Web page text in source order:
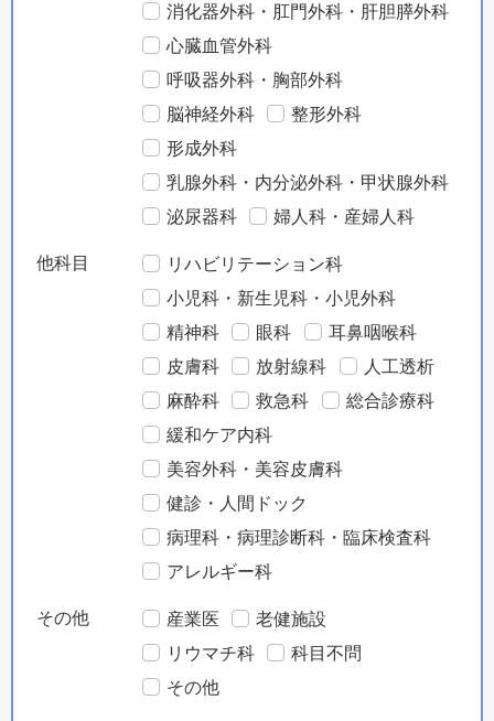
消化器外科・肛門外科・肝胆膵外科
心臓血管外科
呼吸器外科・胸部外科
脳神経外科
整形外科
形成外科
乳腺外科・内分泌外科・甲状腺外科
泌尿器科
婦人科・産婦人科
他科目
リハビリテーション科
小児科・新生児科・小児外科
精神科
眼科
耳鼻咽喉科
皮膚科
放射線科
人工透析
麻酔科
救急科
総合診療科
緩和ケア内科
美容外科・美容皮膚科
健診・人間ドック
病理科・病理診断科・臨床検査科
アレルギー科
その他 産業医
老健施設
リウマチ科
科目不問
その他